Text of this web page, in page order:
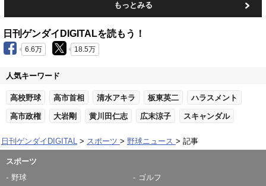
もっとみる
日刊ゲンダイDIGITALを読もう！
6.6万 18.5万
人気キーワード
高校野球 高市首相 清水アキラ 板東英二 ハラスメント
高市政権 大岩剛 黄川田仁志 広末涼子 スキャンダル
日刊ゲンダイDIGITAL スポーツ 野球ニュース 記事
スポーツ
野球
ゴルフ